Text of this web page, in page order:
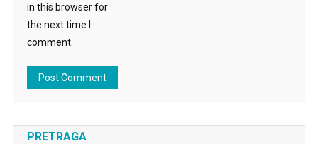
in this browser for
the next time I
comment.
PRETRAGA